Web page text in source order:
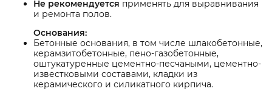
Не рекомендуется применять для выравнивания
и ремонта полов.
Основания:
Бетонные основания, в том числе шлакобетонные,
керамзитобетонные, пено-газобетонные,
оштукатуренные цементно-песчаными, цементно-
известковыми составами, кладки из
керамического и силикатного кирпича.